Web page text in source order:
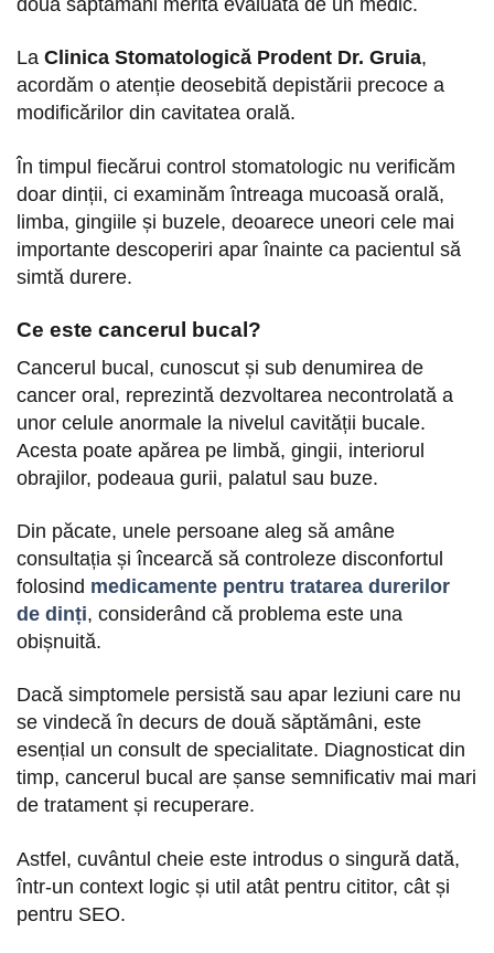
La Clinica Stomatologică Prodent Dr. Gruia,
acordăm o atenție deosebită depistării precoce a
modificărilor din cavitatea orală.
În timpul fiecărui control stomatologic nu verificăm
doar dinții, ci examinăm întreaga mucoasă orală,
limba, gingiile și buzele, deoarece uneori cele mai
importante descoperiri apar înainte ca pacientul să
simtă durere.
Ce este cancerul bucal?
Cancerul bucal, cunoscut și sub denumirea de
cancer oral, reprezintă dezvoltarea necontrolată a
unor celule anormale la nivelul cavității bucale.
Acesta poate apărea pe limbă, gingii, interiorul
obrajilor, podeaua gurii, palatul sau buze.
Din păcate, unele persoane aleg să amâne
consultația și încearcă să controleze disconfortul
folosind medicamente pentru tratarea durerilor
de dinți, considerând că problema este una
obișnuită.
Dacă simptomele persistă sau apar leziuni care nu
se vindecă în decurs de două săptămâni, este
esențial un consult de specialitate. Diagnosticat din
timp, cancerul bucal are șanse semnificativ mai mari
de tratament și recuperare.
Astfel, cuvântul cheie este introdus o singură dată,
într-un context logic și util atât pentru cititor, cât și
pentru SEO.